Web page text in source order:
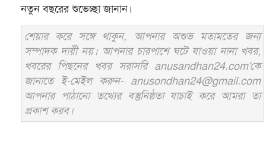
নতুন বছরের শুভেচ্ছা জানান।
শেয়ার করে সঙ্গে থাকুন, আপনার অশুভ মতামতের জন্য
সম্পাদক দায়ী নয়। আপনার চারপাশে ঘটে যাওয়া নানা খবর,
খবরের পিছনের খবর সরাসরি anusandhan24.com'কে
জানাতে ই-মেইল করুন- anusondhan24@gmail.com
আপনার পাঠানো তথ্যের বস্তুনিষ্ঠতা যাচাই করে আমরা তা
প্রকাশ করব।